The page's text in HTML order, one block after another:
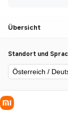
Übersicht